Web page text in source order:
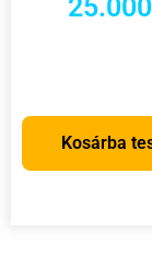
25.000
Kosárba